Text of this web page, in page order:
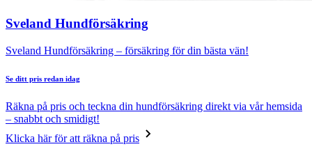
Sveland Hundförsäkring
Sveland Hundförsäkring – försäkring för din bästa vän!
Se ditt pris redan idag
Räkna på pris och teckna din hundförsäkring direkt via vår hemsida
– snabbt och smidigt!
Klicka här för att räkna på pris